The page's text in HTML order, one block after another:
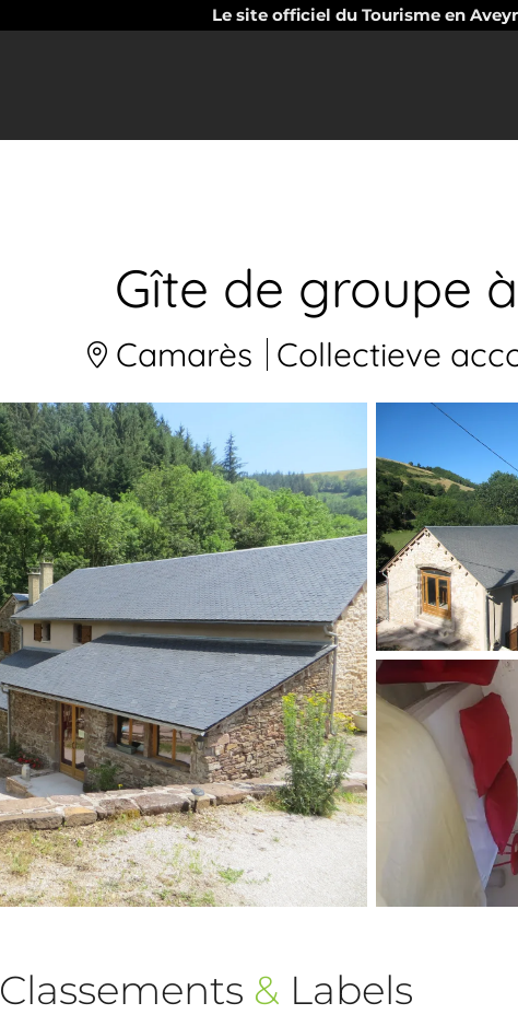
Le site officiel du Tourisme en
Gîte de groupe
Camarès Collectieve
Classements & Labels